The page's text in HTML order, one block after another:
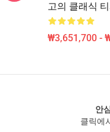
고의 클래식
₩3,651,700 -
안
클릭에